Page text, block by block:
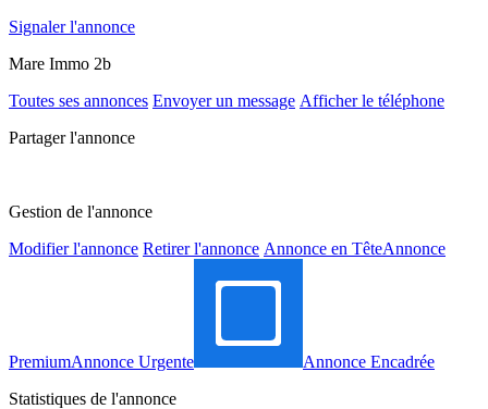
Signaler l'annonce
Mare Immo 2b
Toutes ses annonces Envoyer un message Afficher le téléphone
Partager l'annonce
Gestion de l'annonce
Modifier l'annonce Retirer l'annonce Annonce en TêteAnnonce
PremiumAnnonce Urgente
Annonce Encadrée
Statistiques de l'annonce